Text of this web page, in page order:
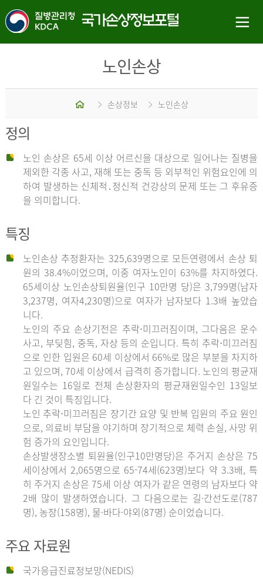
노인손상
홈 손상정보 노인손상
정의
노인 손상은 65세 이상 어르신을 대상으로 일어나는 질병을
제외한 각종 사고, 재해 또는 중독 등 외부적인 위험요인에 의
하여 발생하는 신체적․정신적 건강상의 문제 또는 그 후유증
을 의미합니다.
특징
노인손상 추정환자는 325,639명으로 모든연령에서 손상 퇴
원의 38.4%이었으며, 이중 여자노인이 63%를 차지하였다.
65세이상 노인손상퇴원율(인구 10만명 당)은 3,799명(남자
3,237명, 여자4,230명)으로 여자가 남자보다 1.3배 높았습
니다.
노인의 주요 손상기전은 추락⋅미끄러짐이며, 그다음은 운수
사고, 부딪힘, 중독, 자상 등의 순입니다. 특히 추락⋅미끄러짐
으로 인한 입원은 60세 이상에서 66%로 많은 부분을 차지하
고 있으며, 70세 이상에서 급격히 증가합니다. 노인의 평균재
원일수는 16일로 전체 손상환자의 평균재원일수인 13일보
다 긴 것이 특징입니다.
노인 추락⋅미끄러짐은 장기간 요양 및 반복 입원의 주요 원인
으로, 의료비 부담을 야기하며 장기적으로 체력 손실, 사망 위
험 증가의 요인입니다.
손상발생장소별 퇴원율(인구10만명당)은 주거지 손상은 75
세이상에서 2,065명으로 65-74세(623명)보다 약 3.3배, 특
히 주거지 손상은 75세 이상 여자가 같은 연령의 남자보다 약
2배 많이 발생하였습니다. 그 다음으로는 길·간선도로(787
명), 농장(158명), 물·바다·야외(87명) 순이었습니다.
주요 자료원
국가응급진료정보망(NEDIS)